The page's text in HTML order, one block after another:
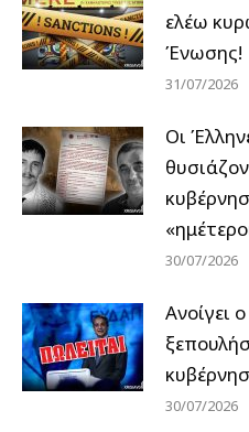
ελέω
Ένωσης!
31/07/2026
Οι
30/07/2026
Ανοίγει
30/07/2026